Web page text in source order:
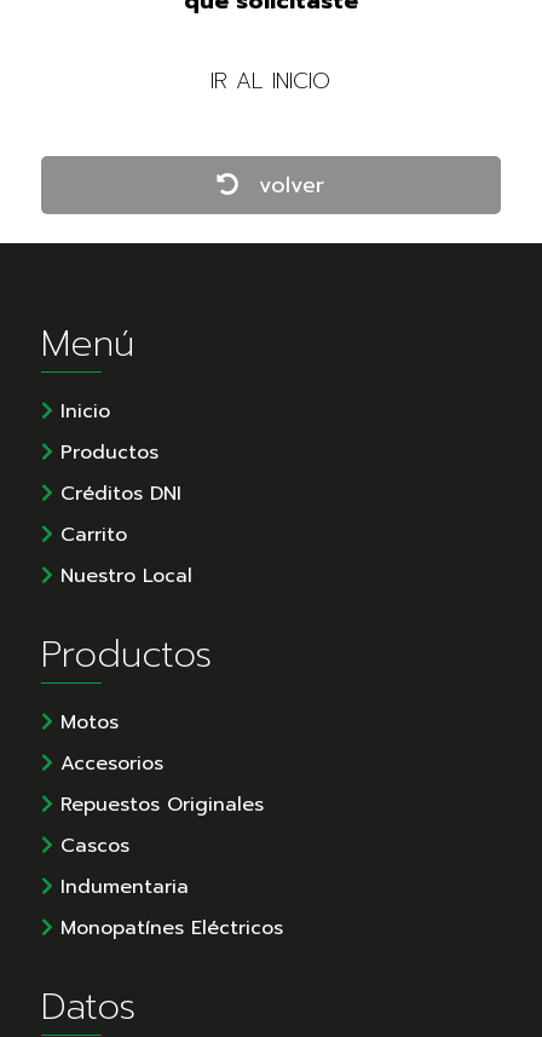
IR AL INICIO
volver
Menú
Inicio
Productos
Créditos DNI
Carrito
Nuestro Local
Productos
Motos
Accesorios
Repuestos Originales
Cascos
Indumentaria
Monopatínes Eléctricos
Datos